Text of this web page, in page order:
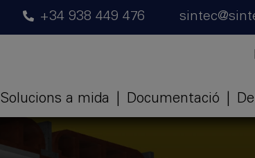
+34 938 449 476
Solucions a mida Documentació